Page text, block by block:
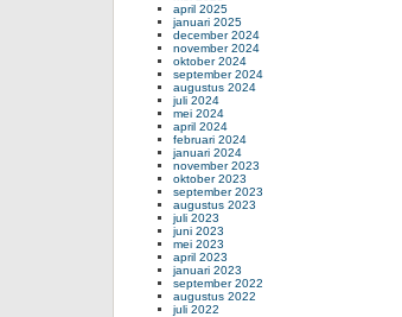
april 2025
januari 2025
december 2024
november 2024
oktober 2024
september 2024
augustus 2024
juli 2024
mei 2024
april 2024
februari 2024
januari 2024
november 2023
oktober 2023
september 2023
augustus 2023
juli 2023
juni 2023
mei 2023
april 2023
januari 2023
september 2022
augustus 2022
juli 2022